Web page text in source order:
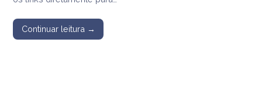
Continuar leitura →